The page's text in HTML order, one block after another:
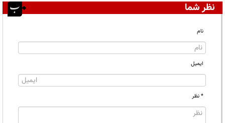
نظر شما
نام
ایمیل
* نظر